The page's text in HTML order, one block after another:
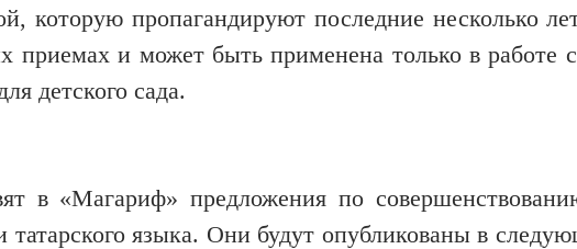
которую пропагандируют последние несколько
приемах и может быть применена только в работе
детского сада.
в «Магариф» предложения по
татарского языка. Они будут опубликованы в